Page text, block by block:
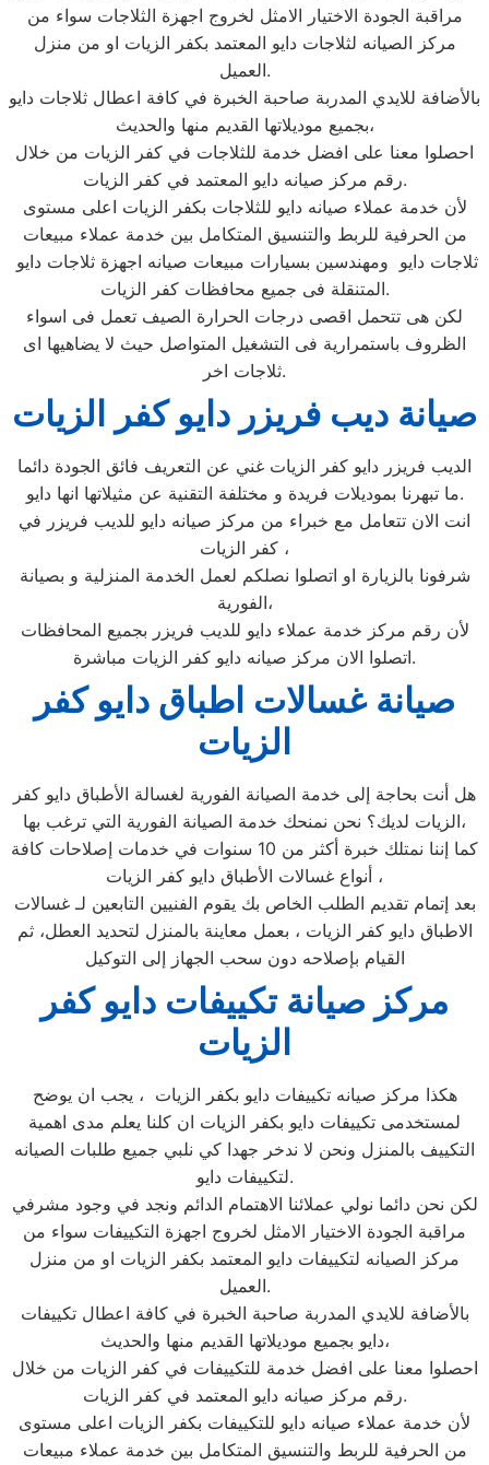
مراقبة الجودة الاختيار الامثل لخروج اجهزة الثلاجات سواء من
مركز الصيانه لثلاجات دايو المعتمد بكفر الزيات او من منزل
العميل.
بالأضافة للايدي المدربة صاحبة الخبرة في كافة اعطال ثلاجات دايو
بجميع موديلاتها القديم منها والحديث،
احصلوا معنا على افضل خدمة للثلاجات في كفر الزيات من خلال
رقم مركز صيانه دايو المعتمد في كفر الزيات.
لأن خدمة عملاء صيانه دايو للثلاجات بكفر الزيات اعلى مستوى
من الحرفية للربط والتنسيق المتكامل بين خدمة عملاء مبيعات
ثلاجات دايو ومهندسين بسيارات مبيعات صيانه اجهزة ثلاجات دايو
المتنقلة فى جميع محافظات كفر الزيات.
لكن هى تتحمل اقصى درجات الحرارة الصيف تعمل فى اسواء
الظروف باستمرارية فى التشغيل المتواصل حيث لا يضاهيها اى
ثلاجات اخر.
صيانة ديب فريزر دايو كفر الزيات
الديب فريزر دايو كفر الزيات غني عن التعريف فائق الجودة دائما
ما تبهرنا بموديلات فريدة و مختلفة التقنية عن مثيلاتها انها دايو.
انت الان تتعامل مع خبراء من مركز صيانه دايو للديب فريزر في
كفر الزيات ،
شرفونا بالزيارة او اتصلوا نصلكم لعمل الخدمة المنزلية و بصيانة
الفورية،
لأن رقم مركز خدمة عملاء دايو للديب فريزر بجميع المحافظات
اتصلوا الان مركز صيانه دايو كفر الزيات مباشرة.
صيانة غسالات اطباق دايو كفر
الزيات
هل أنت بحاجة إلى خدمة الصيانة الفورية لغسالة الأطباق دايو كفر
الزيات لديك؟ نحن نمنحك خدمة الصيانة الفورية التي ترغب بها،
كما إننا نمتلك خبرة أكثر من 10 سنوات في خدمات إصلاحات كافة
أنواع غسالات الأطباق دايو كفر الزيات ،
بعد إتمام تقديم الطلب الخاص بك يقوم الفنيين التابعين لـ غسالات
الاطباق دايو كفر الزيات ، بعمل معاينة بالمنزل لتحديد العطل، ثم
القيام بإصلاحه دون سحب الجهاز إلى التوكيل
مركز صيانة تكييفات دايو كفر
الزيات
هكذا مركز صيانه تكييفات دايو بكفر الزيات ، يجب ان يوضح
لمستخدمى تكييفات دايو بكفر الزيات ان كلنا يعلم مدى اهمية
التكييف بالمنزل ونحن لا ندخر جهدا كي نلبي جميع طلبات الصيانه
لتكييفات دايو.
لكن نحن دائما نولي عملائنا الاهتمام الدائم ونجد في وجود مشرفي
مراقبة الجودة الاختيار الامثل لخروج اجهزة التكييفات سواء من
مركز الصيانه لتكييفات دايو المعتمد بكفر الزيات او من منزل
العميل.
بالأضافة للايدي المدربة صاحبة الخبرة في كافة اعطال تكييفات
دايو بجميع موديلاتها القديم منها والحديث،
احصلوا معنا على افضل خدمة للتكييفات في كفر الزيات من خلال
رقم مركز صيانه دايو المعتمد في كفر الزيات.
لأن خدمة عملاء صيانه دايو للتكييفات بكفر الزيات اعلى مستوى
من الحرفية للربط والتنسيق المتكامل بين خدمة عملاء مبيعات